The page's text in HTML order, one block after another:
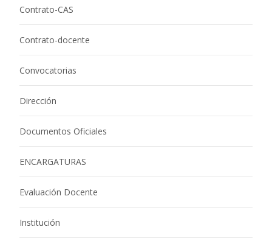
Contrato-CAS
Contrato-docente
Convocatorias
Dirección
Documentos Oficiales
ENCARGATURAS
Evaluación Docente
Institución